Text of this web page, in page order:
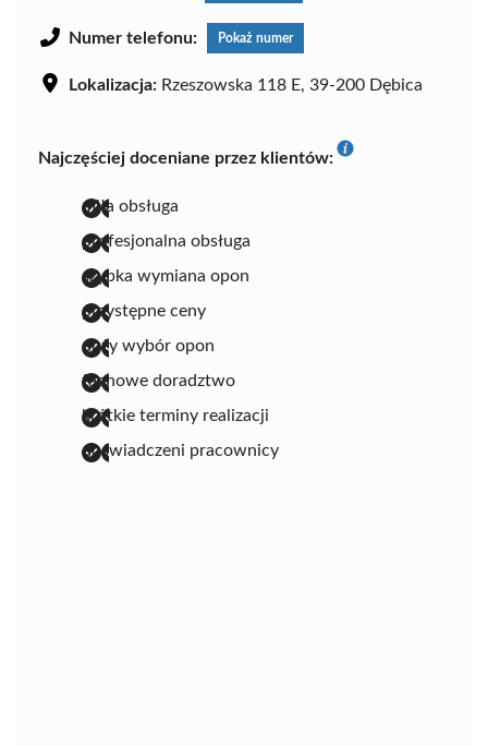
Numer telefonu: Pokaż numer
Lokalizacja: Rzeszowska 118 E, 39-200 Dębica
Najczęściej doceniane przez klientów:
miła obsługa
profesjonalna obsługa
szybka wymiana opon
przystępne ceny
duży wybór opon
fachowe doradztwo
krótkie terminy realizacji
doświadczeni pracownicy